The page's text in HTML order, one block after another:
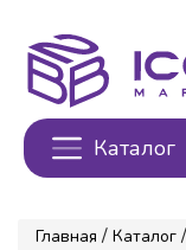
Каталог
Главная / Каталог /